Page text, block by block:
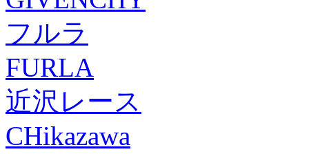
フルラ
FURLA
近沢レース
CHikazawa